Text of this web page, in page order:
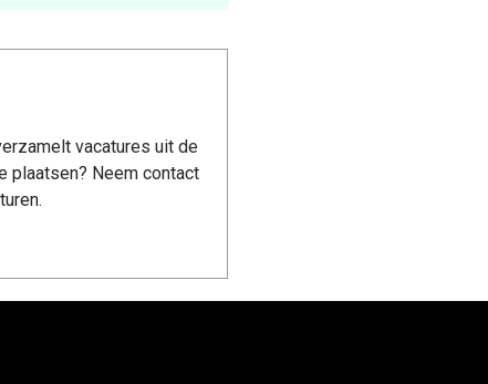
vacatures uit de
plaatsen? Neem contact